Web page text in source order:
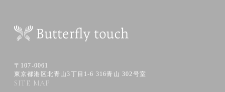
〒107-0061
東京都港区北青山3丁目1-6 316青山 302号室
SITE MAP